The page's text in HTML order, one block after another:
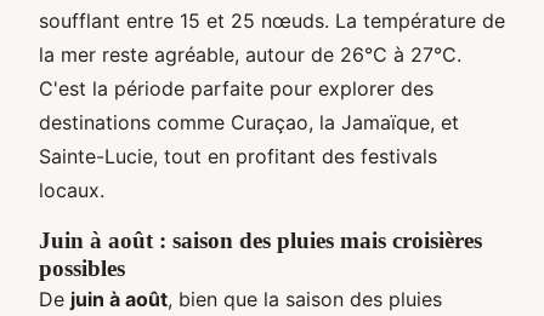
soufflant entre 15 et 25 nœuds. La température de
la mer reste agréable, autour de 26°C à 27°C.
C'est la période parfaite pour explorer des
destinations comme Curaçao, la Jamaïque, et
Sainte-Lucie, tout en profitant des festivals
locaux.
Juin à août : saison des pluies mais croisières
possibles
De juin à août, bien que la saison des pluies